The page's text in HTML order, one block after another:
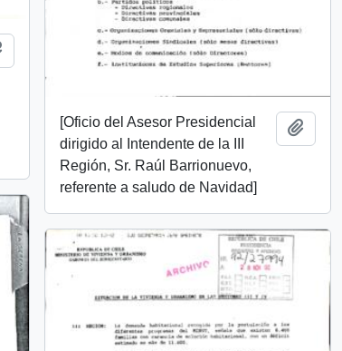
Añadir al portapapeles
[Oficio del Asesor Presidencial
dirigido al Intendente de la III
Región, Sr. Raúl Barrionuevo,
referente a saludo de Navidad]